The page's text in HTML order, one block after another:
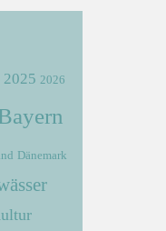
2025 2026
Dänemark